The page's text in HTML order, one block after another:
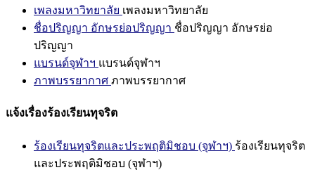
เพลงมหาวิทยาลัย เพลงมหาวิทยาลัย
ชื่อปริญญา อักษรย่อปริญญา ชื่อปริญญา อักษรย่อ
ปริญญา
แบรนด์จุฬาฯ แบรนด์จุฬาฯ
ภาพบรรยากาศ ภาพบรรยากาศ
แจ้งเรื่องร้องเรียนทุจริต
ร้องเรียนทุจริตและประพฤติมิชอบ (จุฬาฯ) ร้องเรียนทุจริต
และประพฤติมิชอบ (จุฬาฯ)